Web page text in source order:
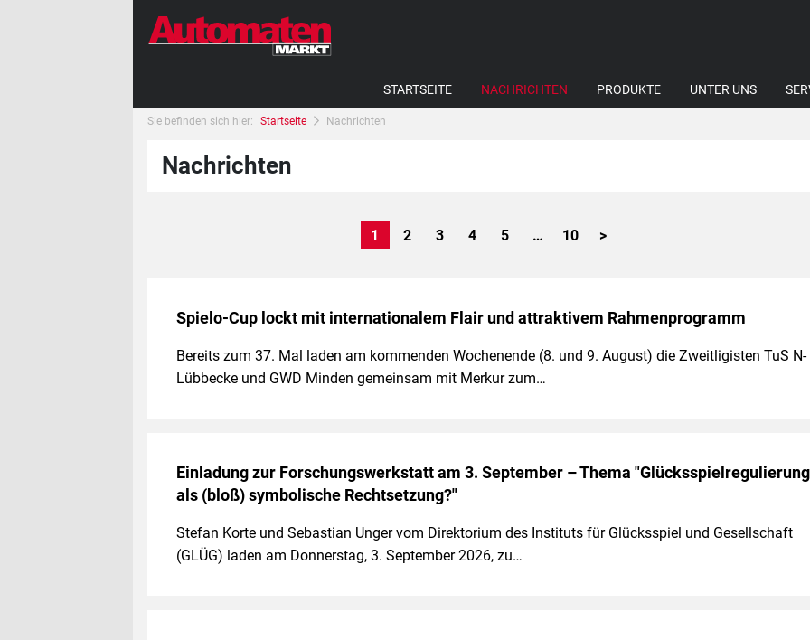
STARTSEITE NACHRICHTEN PRODUKTE UNTER UNS
Sie befinden sich hier: Startseite Nachrichten
Nachrichten
1 2 3 4 5 … 10 >
Spielo-Cup lockt mit internationalem Flair und attraktivem Rahmenprogramm
Bereits zum 37. Mal laden am kommenden Wochenende (8. und 9. August) die Zweitligisten TuS N-
Lübbecke und GWD Minden gemeinsam mit Merkur zum…
Einladung zur Forschungswerkstatt am 3. September – Thema "Glücksspielregulierung
als (bloß) symbolische Rechtsetzung?"
Stefan Korte und Sebastian Unger vom Direktorium des Instituts für Glücksspiel und Gesellschaft
(GLÜG) laden am Donnerstag, 3. September 2026, zu…